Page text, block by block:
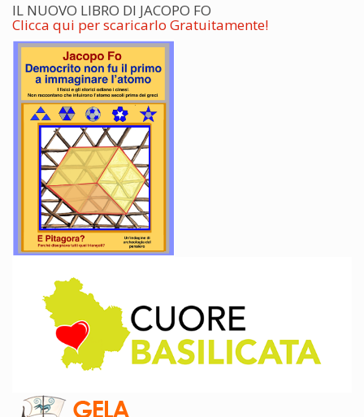
IL NUOVO LIBRO DI JACOPO FO
Clicca qui per scaricarlo Gratuitamente!